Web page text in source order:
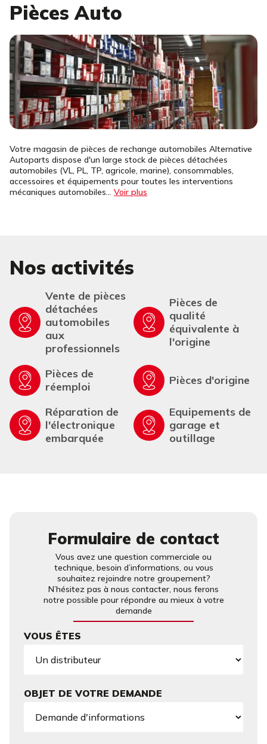
Pièces Auto
Votre magasin de pièces de rechange automobiles Alternative
Autoparts dispose d'un large stock de pièces détachées
automobiles (VL, PL, TP, agricole, marine), consommables,
accessoires et équipements pour toutes les interventions
mécaniques automobiles... Voir plus
Nos activités
Vente de pièces
détachées
automobiles
aux
professionnels
Pièces de
qualité
équivalente à
l'origine
Pièces de
réemploi
Pièces d'origine
Réparation de
l'électronique
embarquée
Equipements de
garage et
outillage
Formulaire de contact
Vous avez une question commerciale ou
technique, besoin d’informations, ou vous
souhaitez rejoindre notre groupement?
N’hésitez pas à nous contacter, nous ferons
notre possible pour répondre au mieux à votre
demande
VOUS ÊTES
OBJET DE VOTRE DEMANDE